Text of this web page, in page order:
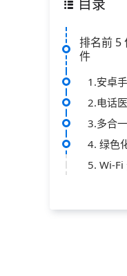
目录
排名前 5
件
1.安卓
2.电话
3.多合
4. 绿色
5. Wi-Fi